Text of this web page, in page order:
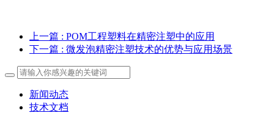
上一篇 : POM工程塑料在精密注塑中的应用
下一篇 : 微发泡精密注塑技术的优势与应用场景
新闻动态
技术文档